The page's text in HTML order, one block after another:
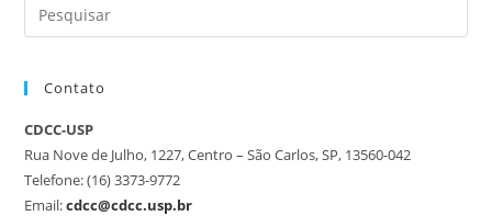
Contato
CDCC-USP
Rua Nove de Julho, 1227, Centro – São Carlos, SP, 13560-042
Telefone: (16) 3373-9772
Email:cdcc@cdcc.usp.br